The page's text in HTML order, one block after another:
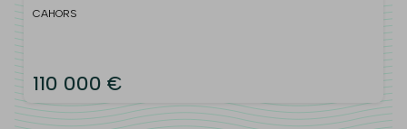
CAHORS
110 000 €